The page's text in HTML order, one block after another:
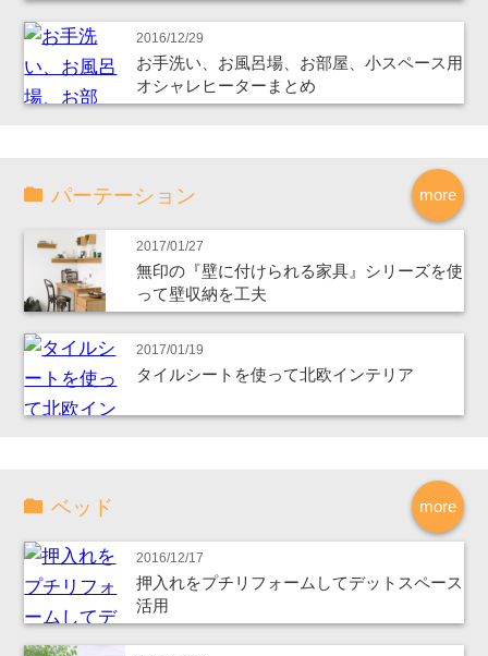
2016/12/29
お手洗い、お風呂場、お部屋、小スペース用
オシャレヒーターまとめ
more
パーテーション
2017/01/27
無印の『壁に付けられる家具』シリーズを使
って壁収納を工夫
2017/01/19
タイルシートを使って北欧インテリア
more
ベッド
2016/12/17
押入れをプチリフォームしてデットスペース
活用